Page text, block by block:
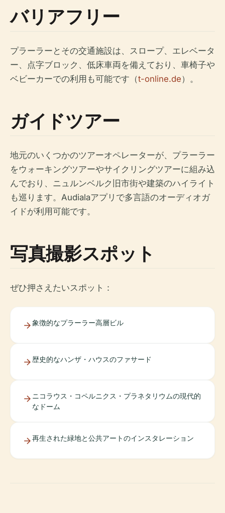
バリアフリー
プラーラーとその交通施設は、スロープ、エレベータ
ー、点字ブロック、低床車両を備えており、車椅子や
ベビーカーでの利用も可能です（t-online.de）。
ガイドツアー
地元のいくつかのツアーオペレーターが、プラーラー
をウォーキングツアーやサイクリングツアーに組み込
んでおり、ニュルンベルク旧市街や建築のハイライト
も巡ります。Audialaアプリで多言語のオーディオガ
イドが利用可能です。
写真撮影スポット
ぜひ押さえたいスポット：
象徴的なプラーラー高層ビル
歴史的なハンザ・ハウスのファサード
ニコラウス・コペルニクス・プラネタリウムの現代的
なドーム
再生された緑地と公共アートのインスタレーション